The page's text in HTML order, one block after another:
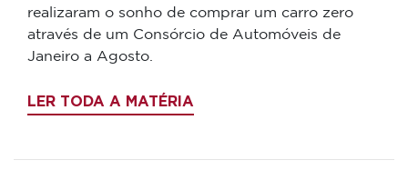
realizaram o sonho de comprar um carro zero
através de um Consórcio de Automóveis de
Janeiro a Agosto.
LER TODA A MATÉRIA